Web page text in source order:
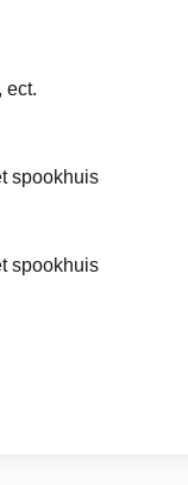
ect.
spookhuis
spookhuis